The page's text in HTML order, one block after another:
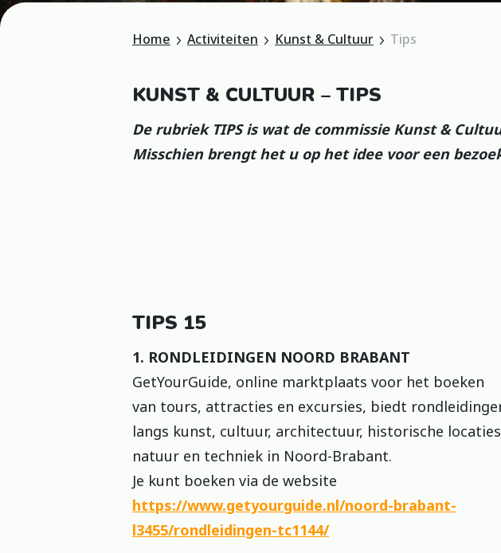
Home Activiteiten Kunst & Cultuur Tips
KUNST & CULTUUR – TIPS
De rubriek TIPS is wat de commissie Kunst &
Misschien brengt het u op het idee voor een
TIPS 15
1. RONDLEIDINGEN NOORD BRABANT
GetYourGuide, online marktplaats voor het boeken
van tours, attracties en excursies, biedt
langs kunst, cultuur, architectuur, historische
natuur en techniek in Noord-Brabant.
Je kunt boeken via de website
https://www.getyourguide.nl/noord-brabant-
l3455/rondleidingen-tc1144/